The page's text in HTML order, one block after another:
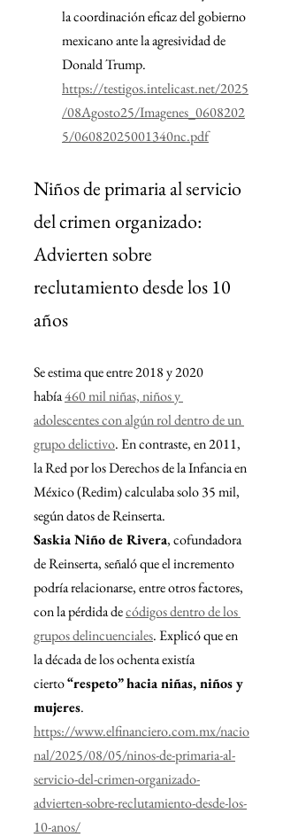
la coordinación eficaz del gobierno
mexicano ante la agresividad de
Donald Trump.
https://testigos.intelicast.net/2025
/08Agosto25/Imagenes_0608202
5/06082025001340nc.pdf
Niños de primaria al servicio
del crimen organizado:
Advierten sobre
reclutamiento desde los 10
años
Se estima que entre 2018 y 2020
había 460 mil niñas, niños y
adolescentes con algún rol dentro de un
grupo delictivo. En contraste, en 2011,
la Red por los Derechos de la Infancia en
México (Redim) calculaba solo 35 mil,
según datos de Reinserta.
Saskia Niño de Rivera, cofundadora
de Reinserta, señaló que el incremento
podría relacionarse, entre otros factores,
con la pérdida de códigos dentro de los
grupos delincuenciales. Explicó que en
la década de los ochenta existía
cierto “respeto” hacia niñas, niños y
mujeres.
https://www.elfinanciero.com.mx/nacio
nal/2025/08/05/ninos-de-primaria-al-
servicio-del-crimen-organizado-
advierten-sobre-reclutamiento-desde-los-
10-anos/